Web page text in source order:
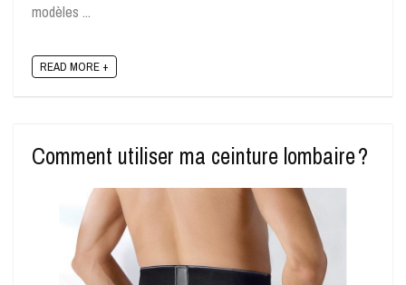
modèles ...
READ MORE +
Comment utiliser ma ceinture lombaire ?